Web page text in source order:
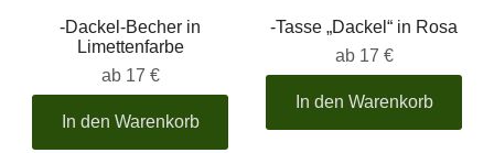
-Dackel-Becher in
Limettenfarbe
ab 17 €
In den Warenkorb
-Tasse „Dackel“ in Rosa
ab 17 €
In den Warenkorb